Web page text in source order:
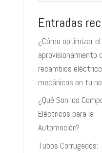
Entradas
¿Cómo optimizar el
aprovisionamiento
recambios
mecánicos en tu
¿Qué Son los
Eléctricos para la
Automoción?
Tubos Corrugados: